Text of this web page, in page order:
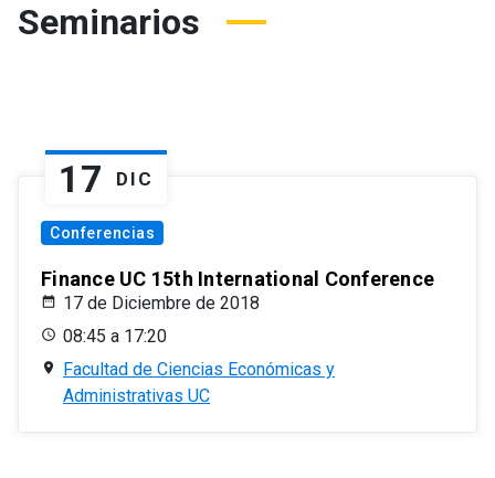
Seminarios
17 DIC
Conferencias
Finance UC 15th International Conference
17 de Diciembre de 2018
08:45 a 17:20
Facultad de Ciencias Económicas y
Administrativas UC